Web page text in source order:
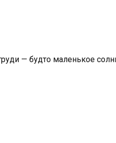
— будто маленькое